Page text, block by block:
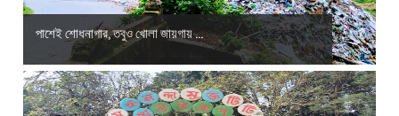
পাশেই শোধনাগার, তবুও খোলা জায়গায় ...